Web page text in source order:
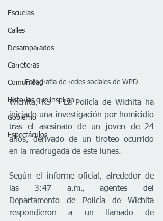
Escuelas
Calles
Desamparados
Carreteras
Comunidad
Historias que inspiran
Gobierno
Espectáculos
Fotografía de redes sociales de WPD
Wichita, KS – La Policía de Wichita ha
iniciado una investigación por homicidio
tras el asesinato de un joven de 24
años, derivado de un tiroteo ocurrido
en la madrugada de este lunes.
Según el informe oficial, alrededor de
las 3:47 a.m., agentes del
Departamento de Policía de Wichita
respondieron a un llamado de